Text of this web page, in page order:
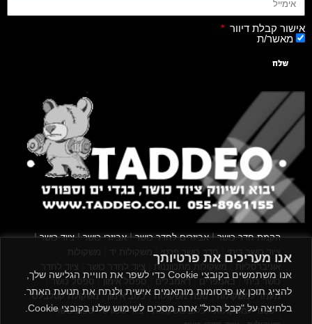
אנו מעריכים את פרטיותך
אנו משתמשים בקובצי Cookie כדי לשפר את חוויית הגלישה שלך,
להציג תוכן או פרסומות מותאמים אישית ולנתח את תנועת האתר.
בלחיצה על "קבל הכול" אתה מסכים לשימוש שלנו בקובצי Cookie.
אישור קבלת דיוור
מאשר/ת
שלח
הקמת חדר כושר|אביזרים לחדר כושר|אביזרי כושר|ציוד כושר|
ציוד כושר ביתי חדר כושר פרטי משקולות יד
משקולות
אוניברסליות | משקולות מתכווננות ציוד לחדר כושר
ציוד לחדר
כושר ביתי|באמפרים |דאמבלים |ספסל אימון | ספסל כושר|
מעמד למשקולות|ספת משקולות |כלוב אימון |משקולת קטלבלס
|סטנד למשקולות|כלוב משקולות|ציוד ספורט|ספת כושר|